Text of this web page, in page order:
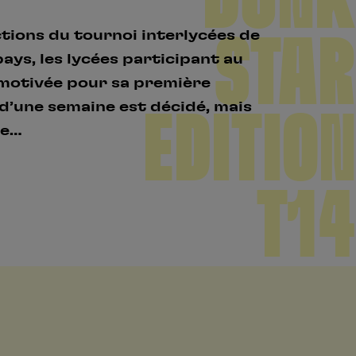
du tournoi interlycées de
les lycées participant au
pour sa première
semaine est décidé, maisSTAR
EDITION
T14